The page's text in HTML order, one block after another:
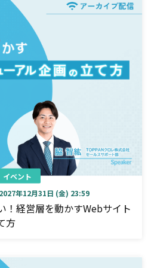
イベント
年12月31日 (金) 23:59
！経営層を動かすWebサイト
方